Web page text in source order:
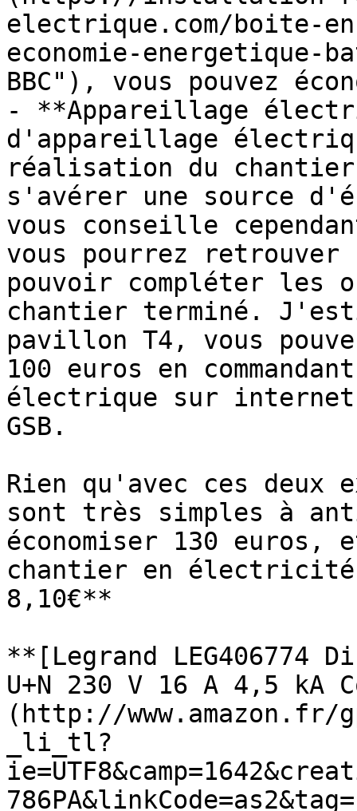
electrique.com/boite-
economie-energetique-
BBC"), vous pouvez
- **Appareillage
d'appareillage
réalisation du
s'avérer une source
vous conseille
vous pourrez retrouver
pouvoir compléter les
chantier terminé.
pavillon T4, vous
100 euros en
électrique sur
GSB.
Rien qu'avec ces
sont très simples à
économiser 130
chantier en
8,10€**
**[Legrand LEG406774
U+N 230 V 16 A 4,5 kA
(http://www.amazon.fr/
_li_tl?